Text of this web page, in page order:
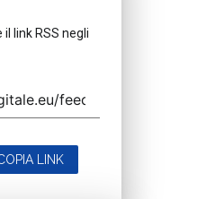
link RSS negli
LINK